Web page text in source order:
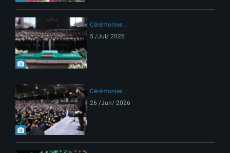
Cérémonies
5 /Jul/ 2026
Cérémonies
26 /Jun/ 2026